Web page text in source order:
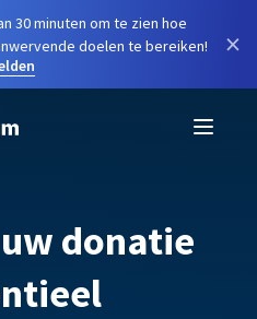
30 minuten om te zien hoe
doelen te bereiken!
×
donatie